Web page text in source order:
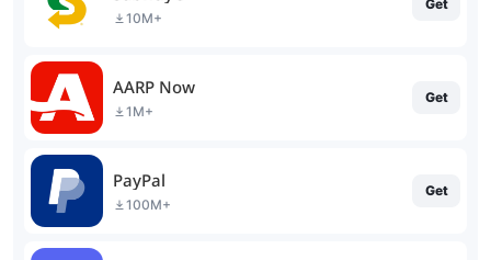
10M+
Get
AARP Now
1M+
Get
PayPal
100M+
Get